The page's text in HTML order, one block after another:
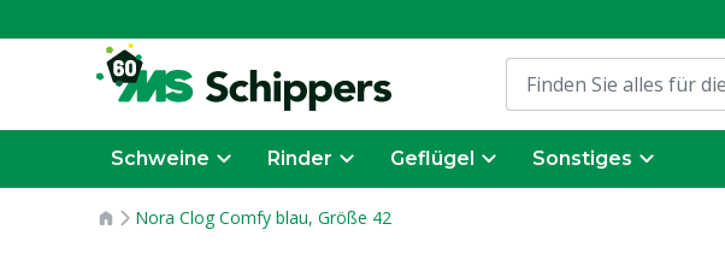
Schweine Rinder Geflügel Sonstiges
Nora Clog Comfy blau, Größe 42